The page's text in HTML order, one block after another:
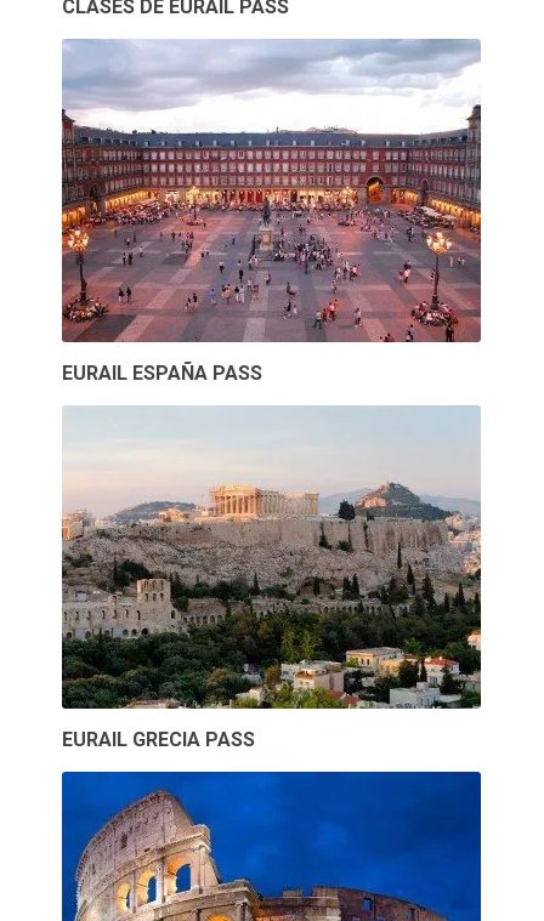
CLASES DE EURAIL PASS
EURAIL ESPAÑA PASS
EURAIL GRECIA PASS